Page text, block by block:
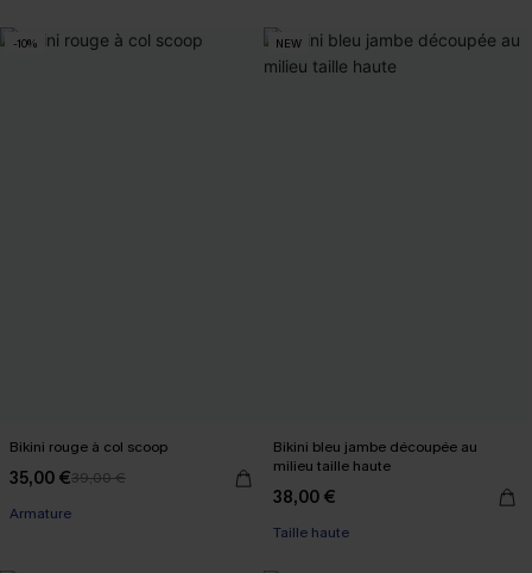
-10%
Bikini rouge à col scoop
35,00 €39,00 €
Armature
NEW
Bikini bleu jambe découpée au
milieu taille haute
38,00 €
Taille haute